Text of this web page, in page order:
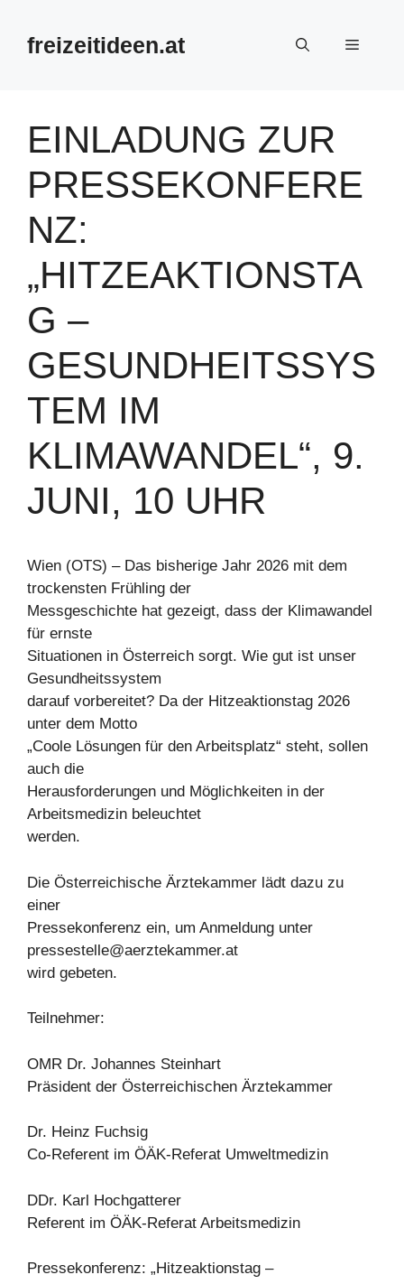
Inhalt
springenfreizeitideen.at Menü
EINLADUNG ZUR
PRESSEKONFERE
NZ:
„HITZEAKTIONSTA
G –
GESUNDHEITSSYS
TEM IM
KLIMAWANDEL“, 9.
JUNI, 10 UHR
Wien (OTS) – Das bisherige Jahr 2026 mit dem
trockensten Frühling der
Messgeschichte hat gezeigt, dass der Klimawandel
für ernste
Situationen in Österreich sorgt. Wie gut ist unser
Gesundheitssystem
darauf vorbereitet? Da der Hitzeaktionstag 2026
unter dem Motto
„Coole Lösungen für den Arbeitsplatz“ steht, sollen
auch die
Herausforderungen und Möglichkeiten in der
Arbeitsmedizin beleuchtet
werden.
Die Österreichische Ärztekammer lädt dazu zu
einer
Pressekonferenz ein, um Anmeldung unter
pressestelle@aerztekammer.at
wird gebeten.
Teilnehmer:
OMR Dr. Johannes Steinhart
Präsident der Österreichischen Ärztekammer
Dr. Heinz Fuchsig
Co-Referent im ÖÄK-Referat Umweltmedizin
DDr. Karl Hochgatterer
Referent im ÖÄK-Referat Arbeitsmedizin
Pressekonferenz: „Hitzeaktionstag –